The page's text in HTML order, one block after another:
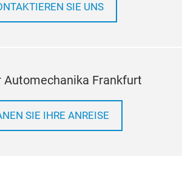
SIE UNS
Automechanika Frankfurt
SIE IHRE ANREISE